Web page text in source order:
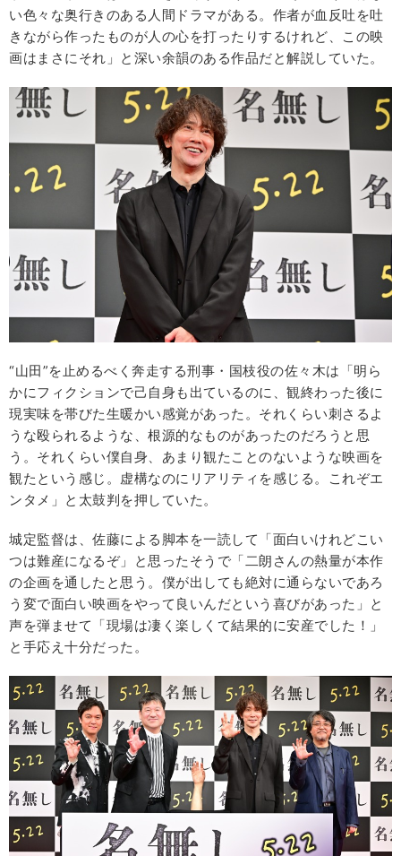
い色々な奥行きのある人間ドラマがある。作者が血反吐を吐
きながら作ったものが人の心を打ったりするけれど、この映
画はまさにそれ」と深い余韻のある作品だと解説していた。
“山田”を止めるべく奔走する刑事・国枝役の佐々木は「明ら
かにフィクションで己自身も出ているのに、観終わった後に
現実味を帯びた生暖かい感覚があった。それくらい刺さるよ
うな殴られるような、根源的なものがあったのだろうと思
う。それくらい僕自身、あまり観たことのないような映画を
観たという感じ。虚構なのにリアリティを感じる。これぞエ
ンタメ」と太鼓判を押していた。
城定監督は、佐藤による脚本を一読して「面白いけれどこい
つは難産になるぞ」と思ったそうで「二朗さんの熱量が本作
の企画を通したと思う。僕が出しても絶対に通らないであろ
う変で面白い映画をやって良いんだという喜びがあった」と
声を弾ませて「現場は凄く楽しくて結果的に安産でした！」
と手応え十分だった。